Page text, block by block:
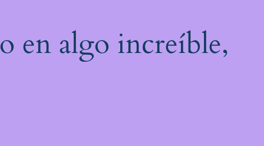
en algo increíble,